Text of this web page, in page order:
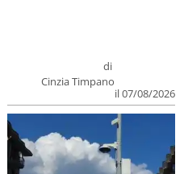
di
Cinzia Timpano
il 07/08/2026